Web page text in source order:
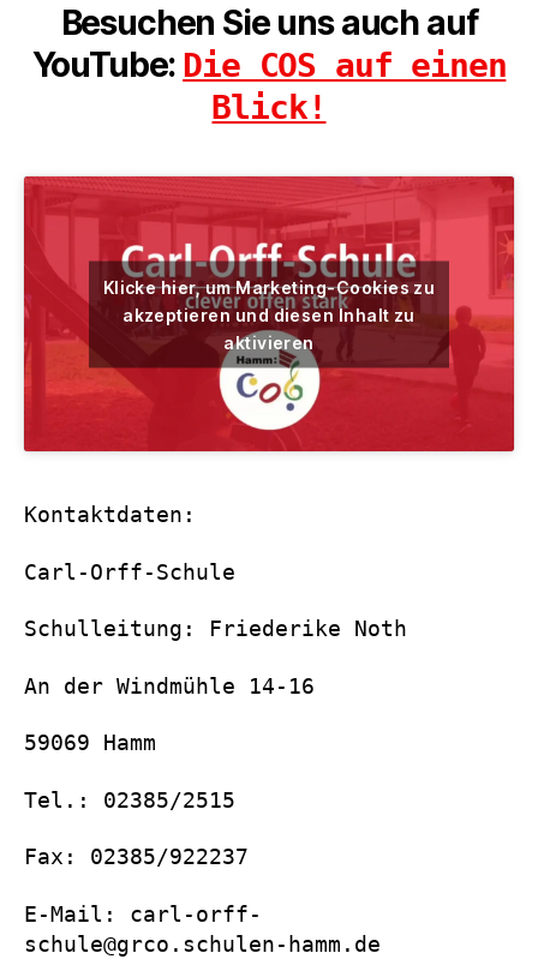
Besuchen Sie uns auch auf
YouTube: Die COS auf einen
Blick!
Klicke hier, um Marketing-Cookies zu
akzeptieren und diesen Inhalt zu
aktivieren
Kontaktdaten:
Carl-Orff-Schule
Schulleitung: Friederike Noth
An der Windmühle 14-16
59069 Hamm
Tel.: 02385/2515
Fax: 02385/922237
E-Mail: carl-orff-
schule@grco.schulen-hamm.de